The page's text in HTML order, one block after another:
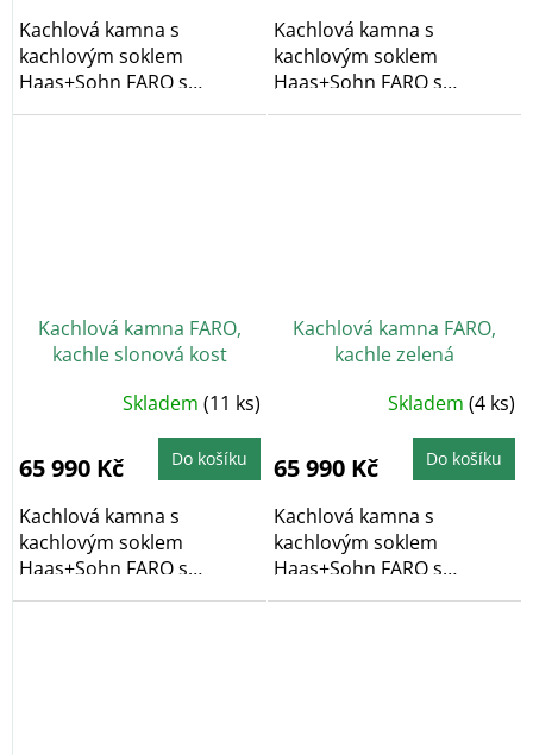
Kachlová kamna s
kachlovým soklem
Haas+Sohn FARO s
výkonem 6,3 kW ve
Kachlová kamna s
kachlovým soklem
Haas+Sohn FARO s
výkonem 6,3 kW ve
Kachlová kamna FARO,
kachle slonová kost
Skladem (11 ks)
65 990 Kč Do košíku
Kachlová kamna s
kachlovým soklem
Haas+Sohn FARO s
výkonem 6,3 kW ve
Kachlová kamna FARO,
kachle zelená
Skladem (4 ks)
65 990 Kč Do košíku
Kachlová kamna s
kachlovým soklem
Haas+Sohn FARO s
výkonem 6,3 kW ve